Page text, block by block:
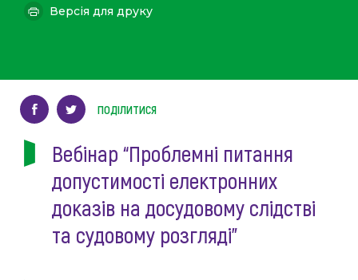
Вебінар “Проблемні питання
допустимості електронних
доказів на досудовому слідстві
та судовому розгляді”
Версія для друку
ПОДІЛИТИСЯ